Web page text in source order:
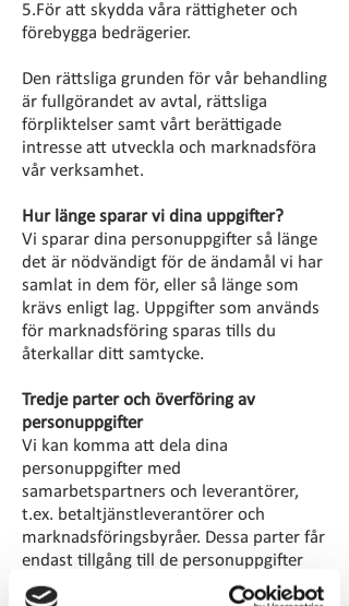
5.För att skydda våra rättigheter och
förebygga bedrägerier.
Den rättsliga grunden för vår behandling
är fullgörandet av avtal, rättsliga
förpliktelser samt vårt berättigade
intresse att utveckla och marknadsföra
vår verksamhet.
Hur länge sparar vi dina uppgifter?
Vi sparar dina personuppgifter så länge
det är nödvändigt för de ändamål vi har
samlat in dem för, eller så länge som
krävs enligt lag. Uppgifter som används
för marknadsföring sparas tills du
återkallar ditt samtycke.
Tredje parter och överföring av
personuppgifter
Vi kan komma att dela dina
personuppgifter med
samarbetspartners och leverantörer,
t.ex. betaltjänstleverantörer och
marknadsföringsbyråer. Dessa parter får
endast tillgång till de personuppgifter
som är nödvändiga för att tillhandahålla